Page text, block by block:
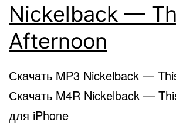
Nickelback —
Afternoon
Скачать MP3 Nickelback —
Скачать M4R Nickelback —
для iPhone